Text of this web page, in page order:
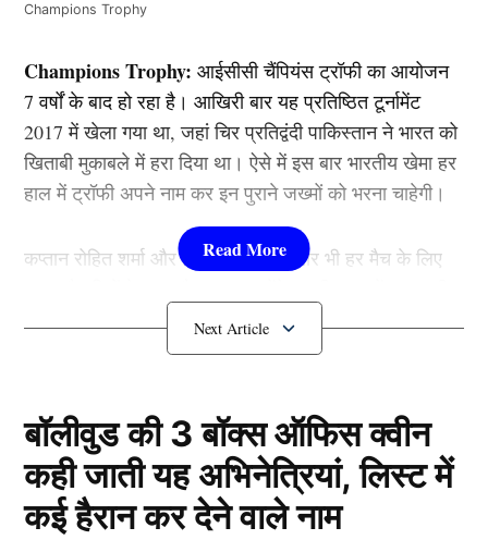
Champions Trophy
Champions Trophy: आईसीसी चैंपियंस ट्रॉफी का आयोजन
7 वर्षों के बाद हो रहा है। आखिरी बार यह प्रतिष्ठित टूर्नामेंट
2017 में खेला गया था, जहां चिर प्रतिद्वंदी पाकिस्तान ने भारत को
खिताबी मुकाबले में हरा दिया था। ऐसे में इस बार भारतीय खेमा हर
हाल में ट्रॉफी अपने नाम कर इन पुराने जख्मों को भरना चाहेगी।
कप्तान रोहित शर्मा और हेड कोच गौतम गंभीर भी हर मैच के लिए
प्लेइंग इलेवन की तस्वीर भी साफ़ हो गयी है।
बॉलीवुड की 3 बॉक्स ऑफिस क्वीन
कही जाती यह अभिनेत्रियां, लिस्ट में
कई हैरान कर देने वाले नाम